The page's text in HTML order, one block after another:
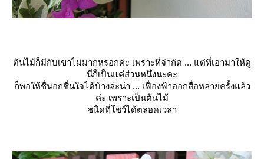
ต้นไม้ก็มีกับเขาไม่มากหรอกค่ะ เพราะที่จำกัด ... แต่ที่เอามาให้ดู
นี่ก็เป็นแค่ส่วนหนึ่งนะคะ
ก็พอให้ชื่นอกชื่นใจได้บ้างล่ะน่า ... เฟื่องฟ้าออกสื่อหลายครั้งแล้ว
ค่ะ เพราะเป็นต้นไม้
ชนิดที่โชว์ได้ตลอดเวลา